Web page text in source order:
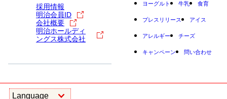
採用情報
明治会員ID
会社概要
明治ホールディ
ングス株式会社
ヨーグルト 牛乳 食育
プレスリリース アイス
アレルギー チーズ
キャンペーン 問い合わせ